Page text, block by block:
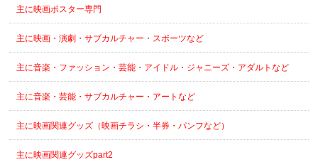
主に映画ポスター専門
主に映画・演劇・サブカルチャー・スポーツなど
主に音楽・ファッション・芸能・アイドル・ジャニーズ・アダルトなど
主に音楽・芸能・サブカルチャー・アートなど
主に映画関連グッズ（映画チラシ・半券・パンフなど）
主に映画関連グッズpart2